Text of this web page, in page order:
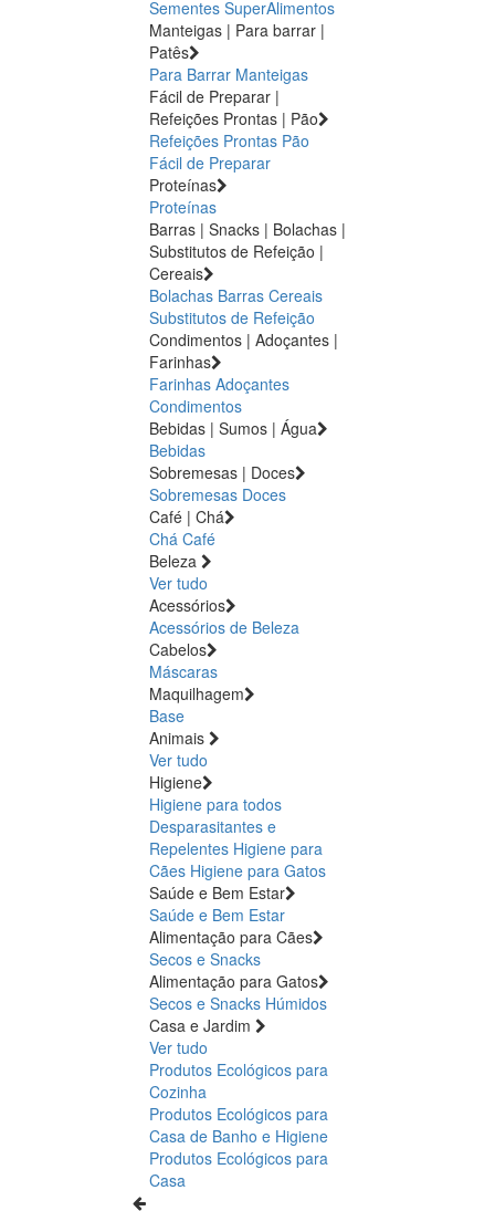
Sementes SuperAlimentos
Manteigas | Para barrar |
Patês
Para Barrar Manteigas
Fácil de Preparar |
Refeições Prontas | Pão
Refeições Prontas Pão
Fácil de Preparar
Proteínas
Proteínas
Barras | Snacks | Bolachas |
Substitutos de Refeição |
Cereais
Bolachas Barras Cereais
Substitutos de Refeição
Condimentos | Adoçantes |
Farinhas
Farinhas Adoçantes
Condimentos
Bebidas | Sumos | Água
Bebidas
Sobremesas | Doces
Sobremesas Doces
Café | Chá
Chá Café
Beleza
Ver tudo
Acessórios
Acessórios de Beleza
Cabelos
Máscaras
Maquilhagem
Base
Animais
Ver tudo
Higiene
Higiene para todos
Desparasitantes e
Repelentes Higiene para
Cães Higiene para Gatos
Saúde e Bem Estar
Saúde e Bem Estar
Alimentação para Cães
Secos e Snacks
Alimentação para Gatos
Secos e Snacks Húmidos
Casa e Jardim
Ver tudo
Produtos Ecológicos para
Cozinha
Produtos Ecológicos para
Casa de Banho e Higiene
Produtos Ecológicos para
Casa